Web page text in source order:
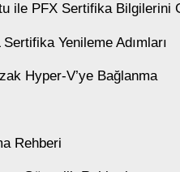
ile PFX Sertifika Bilgilerini
Yenileme Adımları
Hyper-V’ye Bağlanma
Rehberi